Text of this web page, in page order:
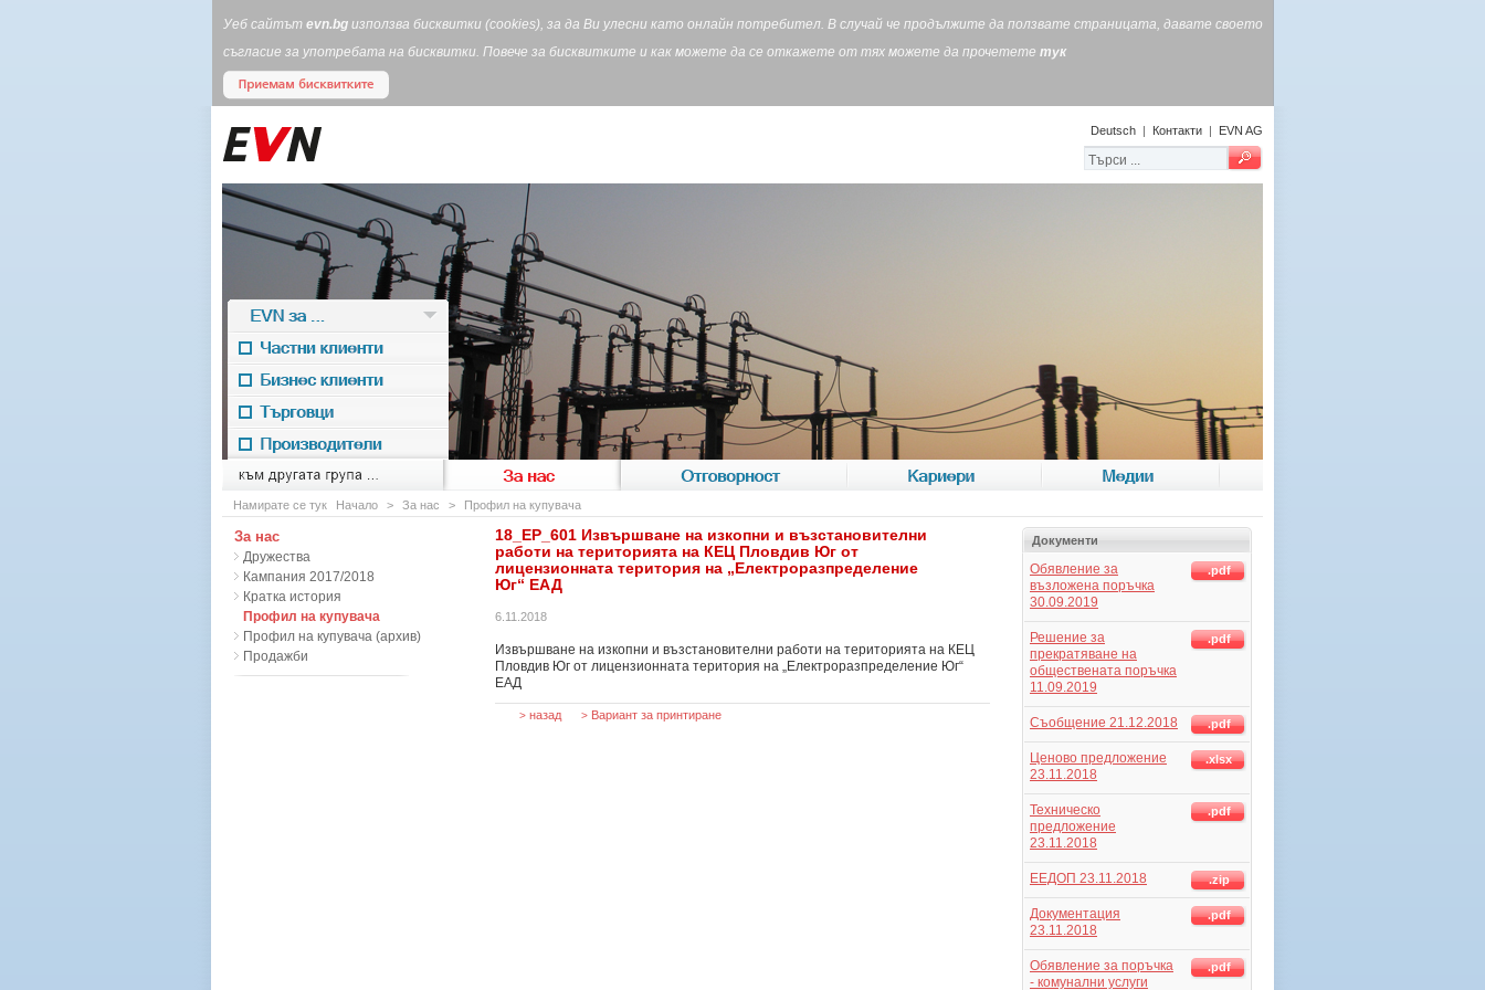
Уеб сайтът evn.bg използва бисквитки (cookies), за да Ви улесни като онлайн потребител. В случай че продължите да ползвате страницата, давате своето
съгласие за употребата на бисквитки. Повече за бисквитките и как можете да се откажете от тях можете да прочетете тук
Deutsch | Контакти | EVN AG
към другата група ... За нас Отговорност Кариери Медии
EVN for
EVN за ...
Частни клиенти
Бизнес клиенти
Търговци
Производители
Намирате се тук Начало > За нас > Профил на купувача
18_ЕР_601 Извършване на изкопни и възстановителни
работи на територията на КЕЦ Пловдив Юг от
лицензионната територия на „Електроразпределение
Юг“ ЕАД
6.11.2018
Извършване на изкопни и възстановителни работи на територията на КЕЦ
Пловдив Юг от лицензионната територия на „Електроразпределение Юг“
ЕАД
> назад > Вариант за принтиране
За нас
Дружества
Кампания 2017/2018
Кратка история
Профил на купувача
Профил на купувача (архив)
Продажби
Документи
Обявление за
възложена поръчка
30.09.2019
.pdf
Решение за
прекратяване на
обществената поръчка
11.09.2019
.pdf
Съобщение 21.12.2018 .pdf
Ценово предложение
23.11.2018
.xlsx
Техническо
предложение
23.11.2018
.pdf
ЕЕДОП 23.11.2018 .zip
Документация
23.11.2018
.pdf
Обявление за поръчка
- комунални услуги
.pdf